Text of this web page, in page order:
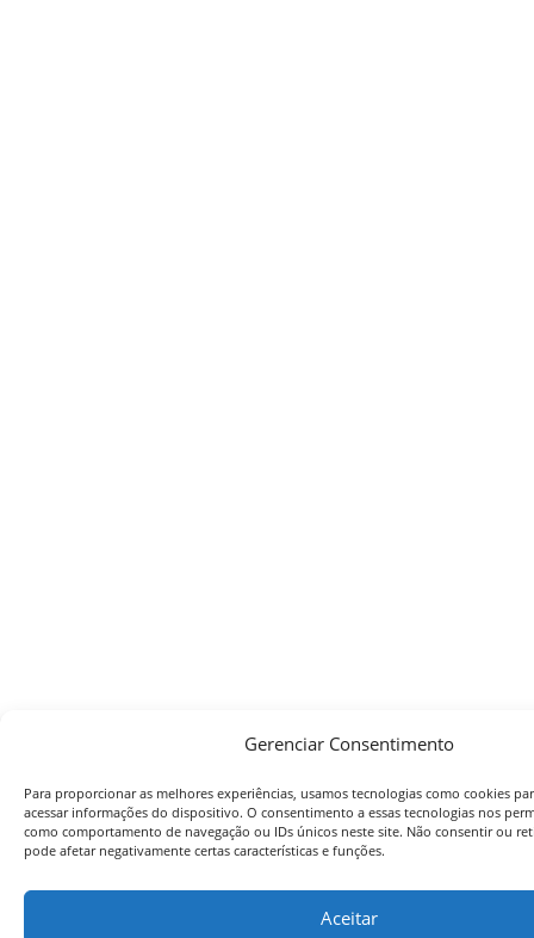
Gerenciar Consentimento
Para proporcionar as melhores experiências, usamos tecnologias como cookies
acessar informações do dispositivo. O consentimento a essas tecnologias nos
como comportamento de navegação ou IDs únicos neste site. Não consentir ou
pode afetar negativamente certas características e funções.
Aceitar